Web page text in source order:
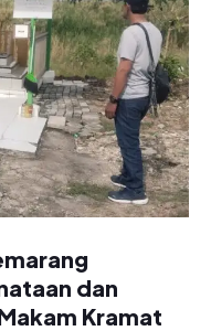
dan
Kramat